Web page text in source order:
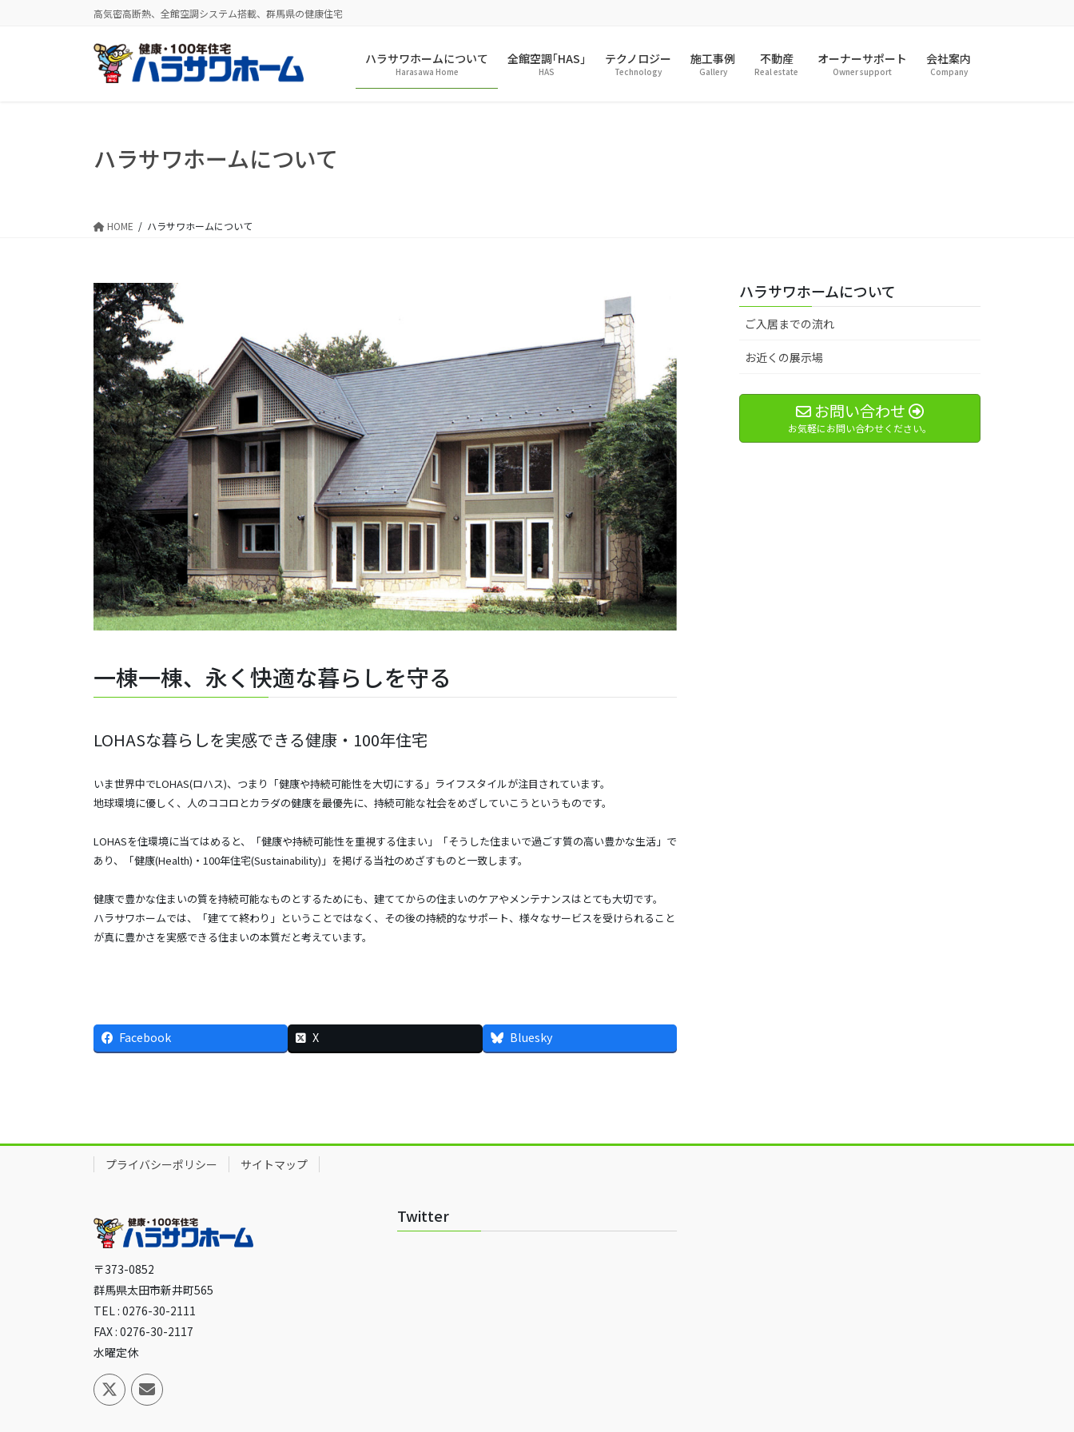
高気密高断熱、全館空調システム搭載、群馬県の健康住宅
ハラサワホームについて
Harasawa Home
全館空調｢HAS｣
HAS
テクノロジー
Technology
施工事例
Gallery
不動産
Real estate
オーナーサポート
Owner support
会社案内
Company
ハラサワホームについて
HOME ハラサワホームについて
一棟一棟、永く快適な暮らしを守る
LOHASな暮らしを実感できる健康・100年住宅
いま世界中でLOHAS(ロハス)、つまり「健康や持続可能性を大切にする」ライフスタイルが注目されています。
地球環境に優しく、人のココロとカラダの健康を最優先に、持続可能な社会をめざしていこうというものです。
LOHASを住環境に当てはめると、「健康や持続可能性を重視する住まい」「そうした住まいで過ごす質の高い豊かな生活」で
あり、「健康(Health)・100年住宅(Sustainability)」を掲げる当社のめざすものと一致します。
健康で豊かな住まいの質を持続可能なものとするためにも、建ててからの住まいのケアやメンテナンスはとても大切です。
ハラサワホームでは、「建てて終わり」ということではなく、その後の持続的なサポート、様々なサービスを受けられること
が真に豊かさを実感できる住まいの本質だと考えています。
Facebook X Bluesky
ハラサワホームについて
ご入居までの流れ
お近くの展示場
お問い合わせ
お気軽にお問い合わせください。
プライバシーポリシー サイトマップ
〒373-0852
群馬県太田市新井町565
TEL : 0276-30-2111
FAX : 0276-30-2117
水曜定休
Twitter